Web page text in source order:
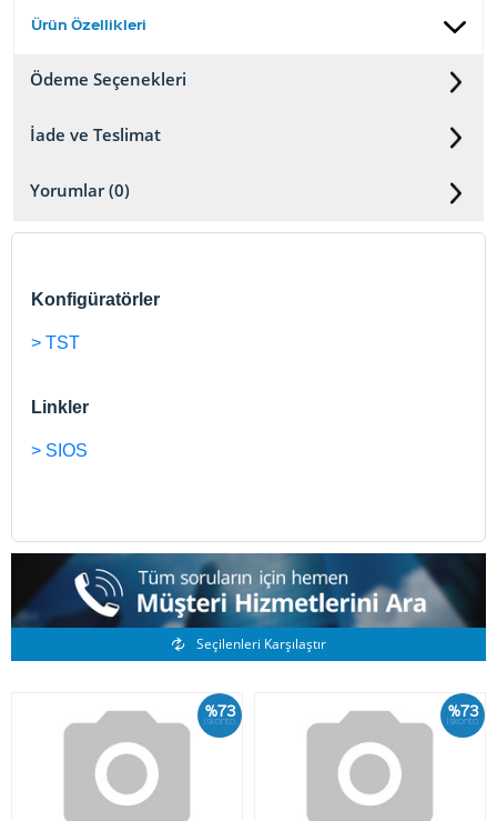
Ürün Özellikleri
Ödeme Seçenekleri
İade ve Teslimat
Yorumlar (0)
Konfigüratörler
> TST
Linkler
> SIOS
Benzer Ürünler
Seçilenleri Karşılaştır
%73
İskonto %73
İskonto